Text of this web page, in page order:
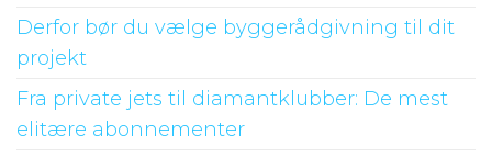
Derfor bør du vælge byggerådgivning til dit
projekt
Fra private jets til diamantklubber: De mest
elitære abonnementer